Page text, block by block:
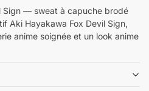
Sign — sweat à capuche brodé
Aki Hayakawa Fox Devil Sign,
anime soignée et un look anime